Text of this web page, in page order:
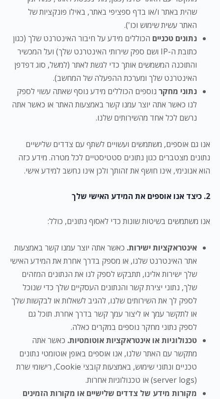
שהית באתר ו/או בדף ספציפי באתר, באילו פונקציות של
האתר עשית שימוש וכו').
נתונים טכניים הכוללים מידע על חיבור האינטרנט שלך (כגון
כתובת ה-IP ושם ספק שירותי האינטרנט שלך) ועל המכשיר
והתוכנה המשמשים אותך כדי לגשת לאתר (למשל, סוג דפדפן
האינטרנט שלך ומערכת ההפעלה של המחשב).
נתוני מחקר נוספים הכוללים מידע נוסף שאתה עשוי לספק
לנו כאשר אתה יוצר עמנו קשר באמצעות האתר או כאשר אתה
נרשם לכל אחד מהשירותים שלנו.
אנו גם אוספים, משתמשים ועשויים לשתף עם צדדים שלישיים
נתונים מצטברים כגון נתונים סטטיסטיים לכל מטרה. מידע כזה
הוא אנונימי, אינו חושף את זהותך ולכן אינו נחשב למידע אישי.
2. כיצד אנו אוספים את המידע האישי שלך
אנו משתמשים בשיטות שונות כדי לאסוף נתונים, כולל:
אינטראקציות ישירות. כאשר אתה יוצר עמנו קשר באמצעות
אתר האינטרנט שלנו, או מספק בדרך אחרת את המידע האישי
שלך ישירות אלינו, תתבקש לספק לנו את הנתונים המזהים
שלך, נתוני יצירת קשר והנתונים העסקיים שלך כדי שנוכל
לספק לך את השירותים שלנו, להגיב לשאלות או לבקשות שלך
או לתקשר עמך או ליצור עמך קשר בדרך אחרת. תוכל גם
לספק נתוני מחקר נוספים במקרים כאלה.
טכנולוגיות או אינטראקציות אוטומטיות. כאשר אתה
מתקשר עם האתר שלנו, אנו אוספים באופן אוטומטי נתונים
טכניים ונתוני שימוש, באמצעות קובצי Cookie, רישומי שרת
(server logs) או טכנולוגיות אחרות.
מקורות מידע של צדדים שלישיים או מקורות הזמינים